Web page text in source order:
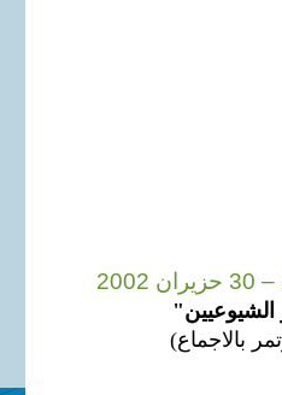
–
الشيوعيين"
بالاجماع)